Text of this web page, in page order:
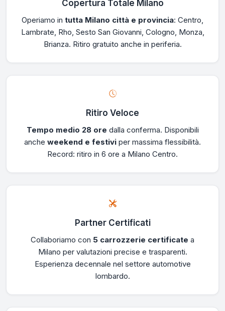
Copertura Totale Milano
Operiamo in tutta Milano città e provincia: Centro,
Lambrate, Rho, Sesto San Giovanni, Cologno, Monza,
Brianza. Ritiro gratuito anche in periferia.
Ritiro Veloce
Tempo medio 28 ore dalla conferma. Disponibili
anche weekend e festivi per massima flessibilità.
Record: ritiro in 6 ore a Milano Centro.
Partner Certificati
Collaboriamo con 5 carrozzerie certificate a
Milano per valutazioni precise e trasparenti.
Esperienza decennale nel settore automotive
lombardo.